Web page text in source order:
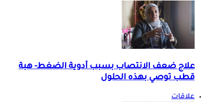
علاج ضعف الانتصاب بسبب أدوية الضغط- هبة
قطب توصي بهذه الحلول
علاقات